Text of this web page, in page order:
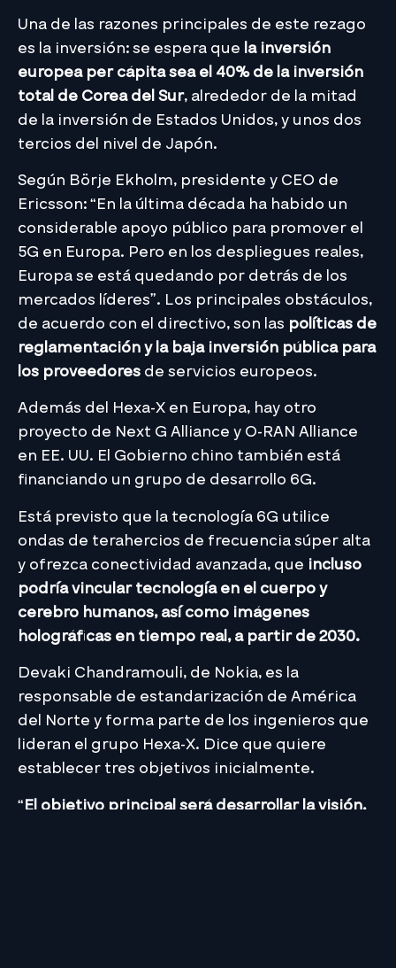
Una de las razones principales de este rezago
es la inversión: se espera que la inversión
europea per cápita sea el 40% de la inversión
total de Corea del Sur, alrededor de la mitad
de la inversión de Estados Unidos, y unos dos
tercios del nivel de Japón.
Según Börje Ekholm, presidente y CEO de
Ericsson: “En la última década ha habido un
considerable apoyo público para promover el
5G en Europa. Pero en los despliegues reales,
Europa se está quedando por detrás de los
mercados líderes”. Los principales obstáculos,
de acuerdo con el directivo, son las políticas de
reglamentación y la baja inversión pública para
los proveedores de servicios europeos.
Además del Hexa-X en Europa, hay otro
proyecto de Next G Alliance y O-RAN Alliance
en EE. UU. El Gobierno chino también está
financiando un grupo de desarrollo 6G.
Está previsto que la tecnología 6G utilice
ondas de terahercios de frecuencia súper alta
y ofrezca conectividad avanzada, que incluso
podría vincular tecnología en el cuerpo y
cerebro humanos, así como imágenes
holográficas en tiempo real, a partir de 2030.
Devaki Chandramouli, de Nokia, es la
responsable de estandarización de América
del Norte y forma parte de los ingenieros que
lideran el grupo Hexa-X. Dice que quiere
establecer tres objetivos inicialmente.
“El objetivo principal será desarrollar la visión,